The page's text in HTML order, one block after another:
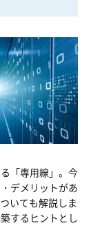
「専用線」。今
デメリットがあ
いても解説しま
するヒントとし